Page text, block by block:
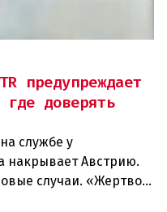
предупреждает
доверять
службе у
накрывает Австрию.
случаи. «Жертвой